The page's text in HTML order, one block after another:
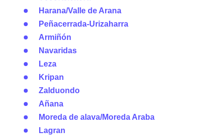
Harana/Valle de Arana
Peñacerrada-Urizaharra
Armiñón
Navaridas
Leza
Kripan
Zalduondo
Añana
Moreda de alava/Moreda Araba
Lagran